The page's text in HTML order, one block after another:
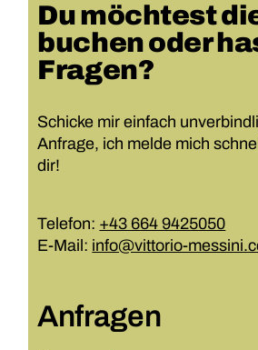
Du möchtest
buchen oder
Fragen?
Schicke mir einfach
Anfrage, ich melde mich
dir!
Telefon: +43 664 9425050
E-Mail: info@vittorio-
Anfragen